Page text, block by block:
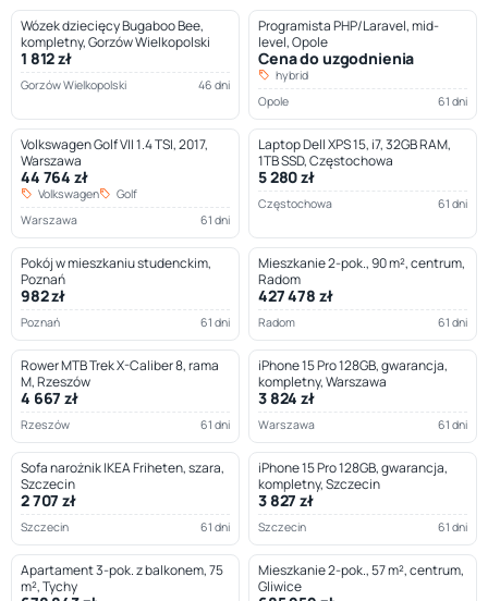
Wózek dziecięcy Bugaboo Bee,
kompletny, Gorzów Wielkopolski
1 812 zł
Gorzów Wielkopolski 46 dni
Programista PHP/Laravel, mid-
level, Opole
Cena do uzgodnienia
hybrid
Opole
61 dni
Volkswagen Golf VII 1.4 TSI, 2017,
Warszawa
44 764 zł
Volkswagen
Golf
Warszawa
61 dni
Laptop Dell XPS 15, i7, 32GB RAM,
1TB SSD, Częstochowa
5 280 zł
Częstochowa 61 dni
Pokój w mieszkaniu studenckim,
Poznań
982 zł
Poznań 61 dni
Mieszkanie 2-pok., 90 m², centrum,
Radom
427 478 zł
Radom 61 dni
Rower MTB Trek X-Caliber 8, rama
M, Rzeszów
4 667 zł
Rzeszów 61 dni
iPhone 15 Pro 128GB, gwarancja,
kompletny, Warszawa
3 824 zł
Warszawa 61 dni
Sofa narożnik IKEA Friheten, szara,
Szczecin
2 707 zł
Szczecin 61 dni
iPhone 15 Pro 128GB, gwarancja,
kompletny, Szczecin
3 827 zł
Szczecin 61 dni
Apartament 3-pok. z balkonem, 75
m², Tychy
Mieszkanie 2-pok., 57 m², centrum,
Gliwice